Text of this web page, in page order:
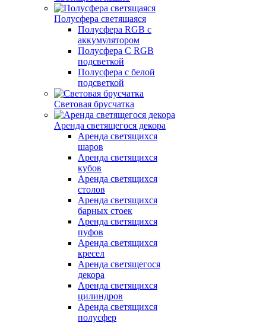
Полусфера светящаяся
Полусфера RGB с
аккумулятором
Полусфера С RGB
подсветкой
Полусфера с белой
подсветкой
Световая брусчатка
Аренда светящегося декора
Аренда светящихся
шаров
Аренда светящихся
кубов
Аренда светящихся
столов
Аренда светящихся
барных стоек
Аренда светящихся
пуфов
Аренда светящихся
кресел
Аренда светящегося
декора
Аренда светящихся
цилиндров
Аренда светящихся
полусфер